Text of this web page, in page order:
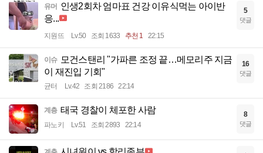
유머 인생2회차 엄마표 건강 이유식먹는 아이반
응...
지원뜨 Lv.50 조회 1633 추천 1 22:15
5
댓글
이슈
모건스탠리 "가파른 조정 끝…메모리주 지금
이 재진입 기회"
균터 Lv.42 조회 2186 22:14
16
댓글
계층 태국 경찰이 체포한 사람
파노키 Lv.51 조회 2893 22:14
8
댓글